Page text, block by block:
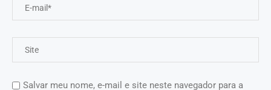
Salvar meu nome, e-mail e site neste navegador para a